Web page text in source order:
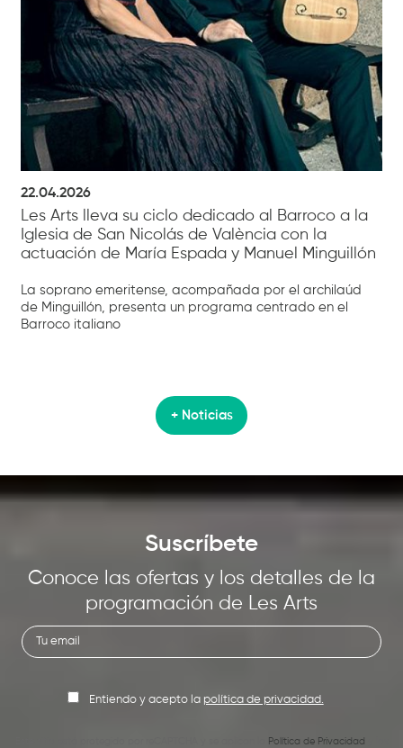
22.04.2026
Les Arts lleva su ciclo dedicado al Barroco a la
Iglesia de San Nicolás de València con la
actuación de María Espada y Manuel Minguillón
La soprano emeritense, acompañada por el archilaúd
de Minguillón, presenta un programa centrado en el
Barroco italiano
+ Noticias
Suscríbete
Conoce las ofertas y los detalles de la
programación de Les Arts
Entiendo y acepto la política de privacidad.
Política de Privacidad